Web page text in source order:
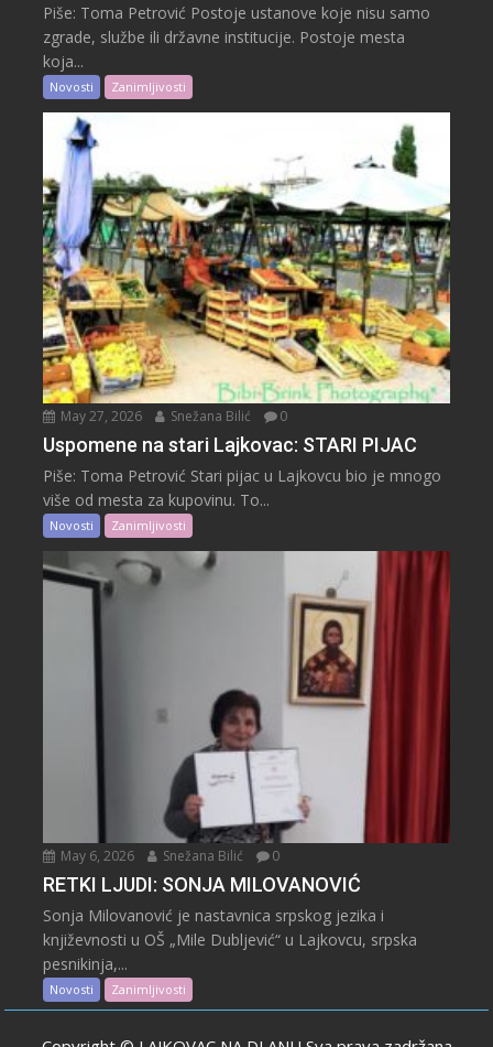
Piše: Toma Petrović Postoje ustanove koje nisu samo
zgrade, službe ili državne institucije. Postoje mesta
koja...
Novosti Zanimljivosti
May 27, 2026 Snežana Bilić 0
Uspomene na stari Lajkovac: STARI PIJAC
Piše: Toma Petrović Stari pijac u Lajkovcu bio je mnogo
više od mesta za kupovinu. To...
Novosti Zanimljivosti
May 6, 2026 Snežana Bilić 0
RETKI LJUDI: SONJA MILOVANOVIĆ
Sonja Milovanović je nastavnica srpskog jezika i
književnosti u OŠ „Mile Dubljević“ u Lajkovcu, srpska
pesnikinja,...
Novosti Zanimljivosti